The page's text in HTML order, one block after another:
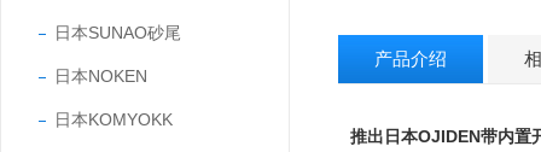
日本SUNAO砂尾
日本NOKEN
日本KOMYOKK
产品介绍
推出 日本OJIDEN带内置